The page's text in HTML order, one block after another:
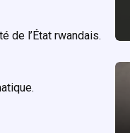
de l’État rwandais.